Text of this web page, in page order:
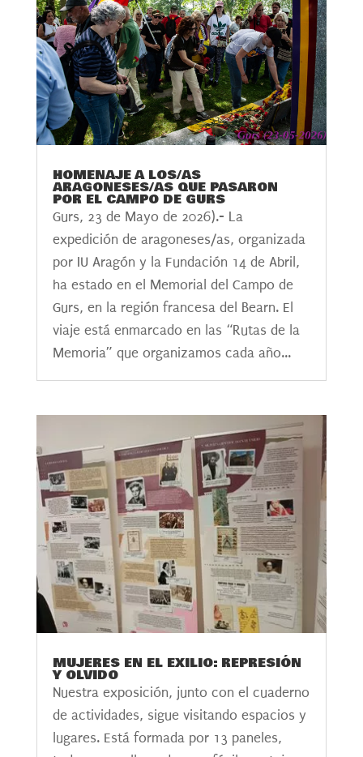
HOMENAJE A LOS/AS
ARAGONESES/AS QUE PASARON
POR EL CAMPO DE GURS
Gurs, 23 de Mayo de 2026).- La
expedición de aragoneses/as, organizada
por IU Aragón y la Fundación 14 de Abril,
ha estado en el Memorial del Campo de
Gurs, en la región francesa del Bearn. El
viaje está enmarcado en las “Rutas de la
Memoria” que organizamos cada año...
MUJERES EN EL EXILIO: REPRESIÓN
Y OLVIDO
Nuestra exposición, junto con el cuaderno
de actividades, sigue visitando espacios y
lugares. Está formada por 13 paneles,